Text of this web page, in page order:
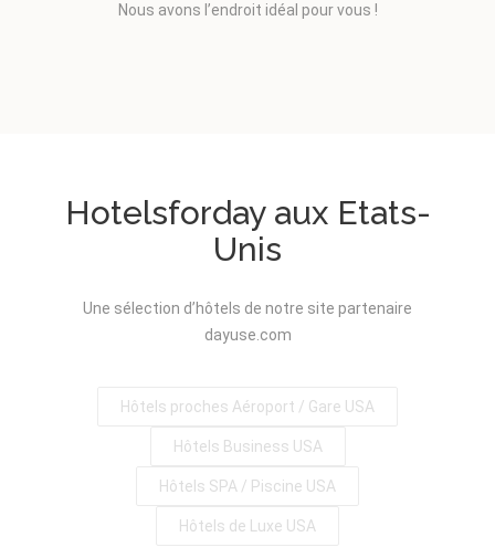
Nous avons l’endroit idéal pour vous !
Hotelsforday aux Etats-
Unis
Une sélection d’hôtels de notre site partenaire
dayuse.com
Hôtels proches Aéroport / Gare USA
Hôtels Business USA
Hôtels SPA / Piscine USA
Hôtels de Luxe USA